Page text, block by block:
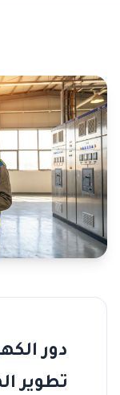
دور
تطوير